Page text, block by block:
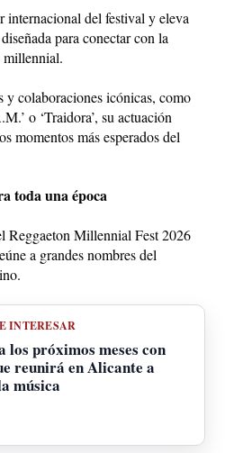
internacional del festival y eleva
para conectar con la
millennial.
y colaboraciones icónicas, como
o ‘Traidora’, su actuación
momentos más esperados del
toda una época
Reggaeton Millennial Fest 2026
a grandes nombres del
INTERESAR
próximos meses con
reunirá en Alicante a
música